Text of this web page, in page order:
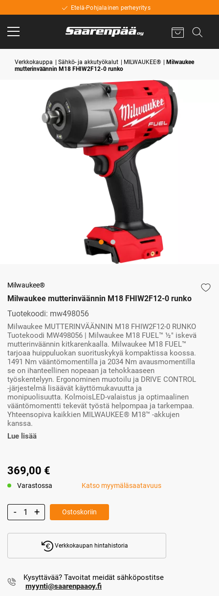
Etelä-Pohjalainen perheyritys
Verkkokauppa Sähkö- ja akkutyökalut MILWAUKEE®
Milwaukee
mutterinväännin M18 FHIW2F12-0 runko
Milwaukee®
Milwaukee mutterinväännin M18 FHIW2F12-0 runko
Tuotekoodi: mw498056
Milwaukee MUTTERINVÄÄNNIN M18 FHIW2F12-0 RUNKO
Tuotekoodi MW498056 | Milwaukee M18 FUEL™ ½″ iskevä
mutterinväännin kitkarenkaalla. Milwaukee M18 FUEL™
tarjoaa huippuluokan suorituskykyä kompaktissa koossa.
1491 Nm vääntömomentilla ja 2034 Nm avausmomentilla
se on ihanteellinen nopeaan ja tehokkaaseen
työskentelyyn. Ergonominen muotoilu ja DRIVE CONTROL
-järjestelmä lisäävät käyttömukavuutta ja
monipuolisuutta. KolmoisLED-valaistus ja optimaalinen
vääntömomentti tekevät työstä helpompaa ja tarkempaa.
Yhteensopiva kaikkien MILWAUKEE® M18™ -akkujen
kanssa.
Lue lisää
369,00 €
Varastossa Katso myymäläsaatavuus
Ostoskoriin
Verkkokaupan hintahistoria
Kysyttävää? Tavoitat meidät sähköpostitse
myynti@saarenpaaoy.fi